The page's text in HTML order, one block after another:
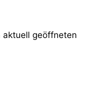
aktuell geöffneten